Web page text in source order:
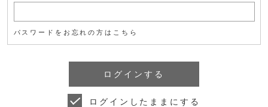
パスワードをお忘れの方はこちら
ログインしたままにする